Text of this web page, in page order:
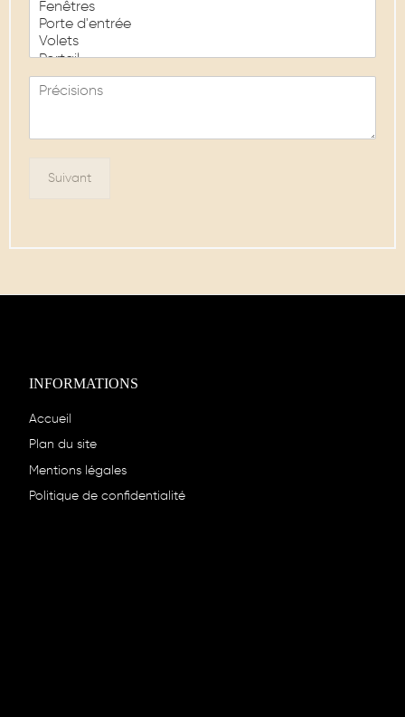
s
Suivant
INFORMATIONS
Accueil
Plan du site
Mentions légales
Politique de confidentialité